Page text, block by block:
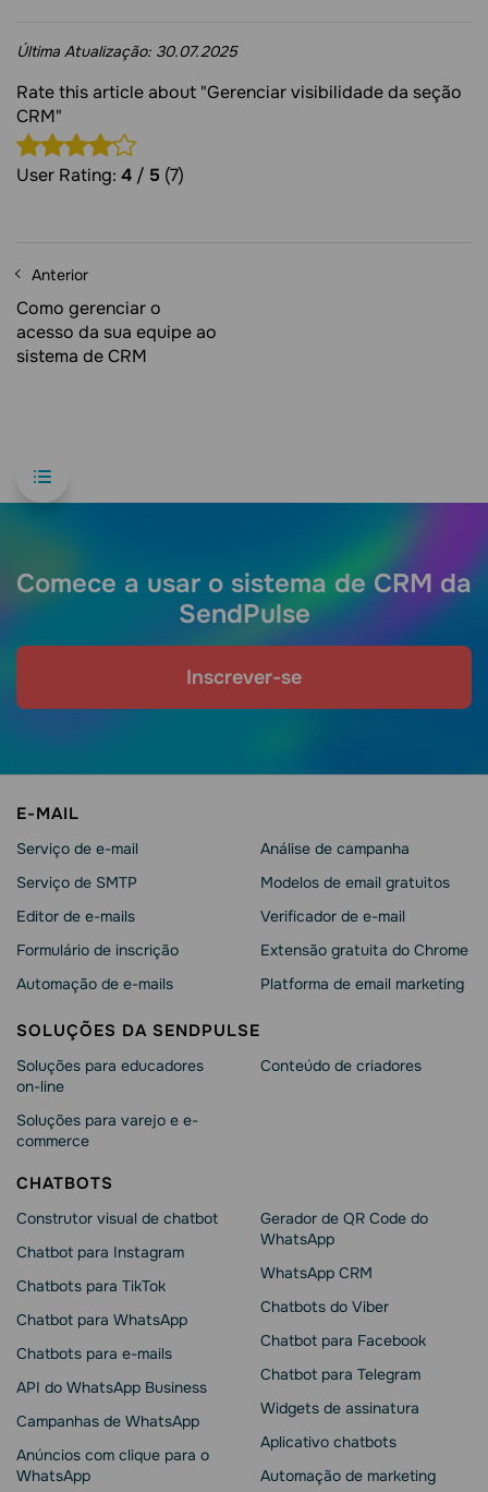
Última Atualização: 30.07.2025
Rate this article about "Gerenciar visibilidade da seção
CRM"
User Rating: 4 / 5 (7)
Anterior
Como gerenciar o
acesso da sua equipe ao
sistema de CRM
Comece a usar o sistema de CRM da
SendPulse
Inscrever-se
E-MAIL
Serviço de e-mail
Serviço de SMTP
Editor de e-mails
Formulário de inscrição
Automação de e-mails
Análise de campanha
Modelos de email gratuitos
Verificador de e-mail
Extensão gratuita do Chrome
Platforma de email marketing
SOLUÇÕES DA SENDPULSE
Soluções para educadores
on-line
Soluções para varejo e e-
commerce
Conteúdo de criadores
CHATBOTS
Construtor visual de chatbot
Chatbot para Instagram
Chatbots para TikTok
Chatbot para WhatsApp
Chatbots para e-mails
API do WhatsApp Business
Campanhas de WhatsApp
Anúncios com clique para o
WhatsApp
Gerador de QR Code do
WhatsApp
WhatsApp CRM
Chatbots do Viber
Chatbot para Facebook
Chatbot para Telegram
Widgets de assinatura
Aplicativo chatbots
Automação de marketing